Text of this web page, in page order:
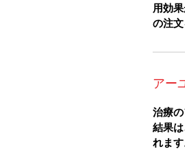
用効
の注
アー
治療
結果
れます